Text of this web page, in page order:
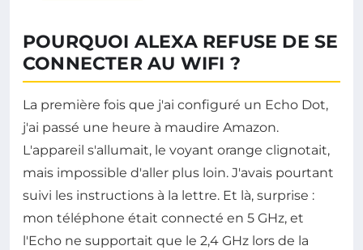
POURQUOI ALEXA REFUSE DE SE
CONNECTER AU WIFI ?
La première fois que j'ai configuré un Echo Dot,
j'ai passé une heure à maudire Amazon.
L'appareil s'allumait, le voyant orange clignotait,
mais impossible d'aller plus loin. J'avais pourtant
suivi les instructions à la lettre. Et là, surprise :
mon téléphone était connecté en 5 GHz, et
l'Echo ne supportait que le 2,4 GHz lors de la